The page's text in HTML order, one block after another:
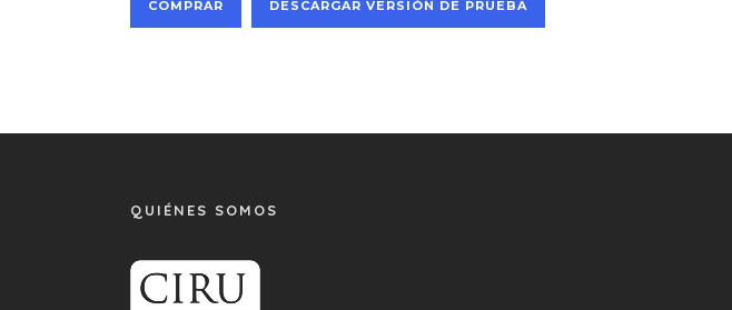
COMPRAR DESCARGAR VERSIÓN DE PRUEBA
QUIÉNES SOMOS